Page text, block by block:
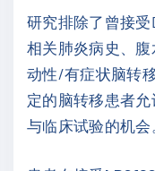
研究排除了曾接
相关肺炎病史、
动性/有症状脑转
定的脑转移患者
与临床试验的机会